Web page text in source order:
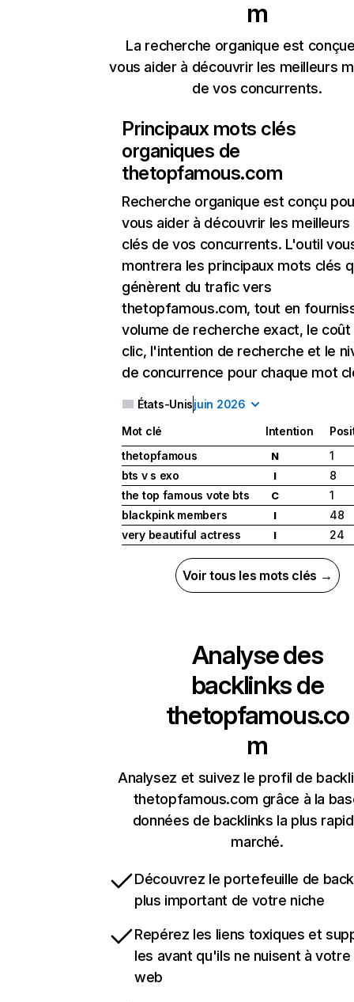
m
La recherche organique est
vous aider à découvrir les meilleurs
de vos concurrents.
Principaux mots clés
organiques de
thetopfamous.com
Recherche organique est conçu
vous aider à découvrir les
clés de vos concurrents. L'outil
montrera les principaux mots clés
génèrent du trafic vers
thetopfamous.com, tout en
volume de recherche exact, le coût
clic, l'intention de recherche et le
de concurrence pour chaque mot
États-Unisjuin 2026
Mot clé Intention
thetopfamous
N
1
bts v s exo
I
8
the top famous vote bts
C
1
blackpink members
I
48
very beautiful actress
I 24
Voir tous les mots clés →
Analyse des
backlinks de
thetopfamous.co
m
Analysez et suivez le profil de
thetopfamous.com grâce à la
données de backlinks la plus
marché.
Découvrez le portefeuille de
plus important de votre niche
Repérez les liens toxiques et
les avant qu'ils ne nuisent à
web